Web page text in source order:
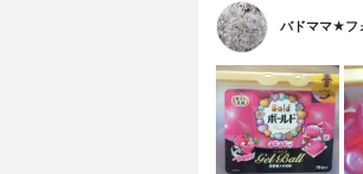
バドママ★フ